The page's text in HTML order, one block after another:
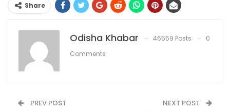
Share
Odisha Khabar 46559 Posts
0
Comments
PREV POST NEXT POST